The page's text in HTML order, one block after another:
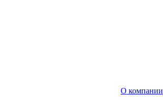
О компании